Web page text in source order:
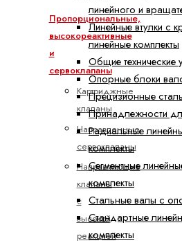
Пропорциональные,
высокореактивные
и
сервоклапаны
Картриджные
клапаны
Направленные
сервоклапаны
Направляющие
клапаны
с
высокой
реакцией
линейного и
Линейные втулки с
линейные комплекты
Общие технические
Опорные блоки
Прецизионные
Принадлежности
Радиальные
комплекты
Сегментные
комплекты
Стальные валы с
Стандартные
комплекты